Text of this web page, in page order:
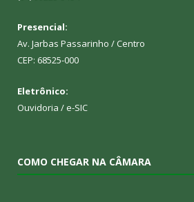
Presencial:
Av. Jarbas Passarinho / Centro
CEP: 68525-000
Eletrônico:
Ouvidoria / e-SIC
COMO CHEGAR NA CÂMARA